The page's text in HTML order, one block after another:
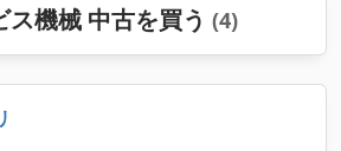
機械 中古を買う (4)